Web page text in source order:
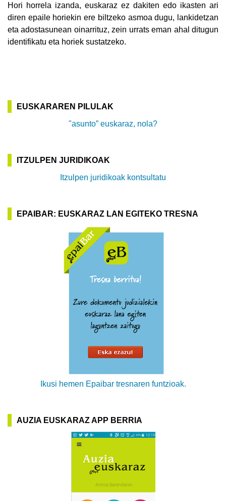
Hori horrela izanda, euskaraz ez dakiten edo ikasten ari
diren epaile horiekin ere biltzeko asmoa dugu, lankidetzan
eta adostasunean oinarrituz, zein urrats eman ahal ditugun
identifikatu eta horiek sustatzeko.
EUSKARAREN PILULAK
"asunto” euskaraz, nola?
ITZULPEN JURIDIKOAK
Itzulpen juridikoak kontsultatu
EPAIBAR: EUSKARAZ LAN EGITEKO TRESNA
Ikusi hemen Epaibar tresnaren funtzioak.
AUZIA EUSKARAZ APP BERRIA